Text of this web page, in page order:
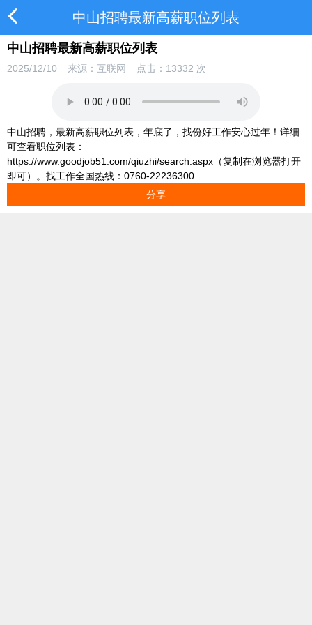
中山招聘最新高薪职位列表
中山招聘最新高薪职位列表
2025/12/10 来源：互联网 点击： 13332 次
中山招聘，最新高薪职位列表，年底了，找份好工作安心过年！详细
可查看职位列表：
https://www.goodjob51.com/qiuzhi/search.aspx（复制在浏览器打开
即可）。找工作全国热线：0760-22236300
分享